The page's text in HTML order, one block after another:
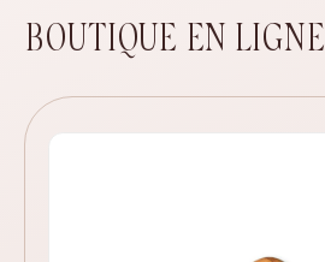
BOUTIQUE EN LIGNE